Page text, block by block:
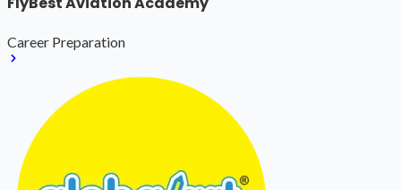
Career Preparation